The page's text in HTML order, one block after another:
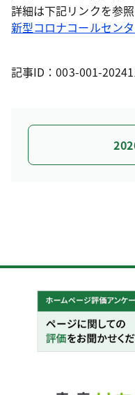
詳細は下記リンクを参照
新型コロナコールセン
記事ID：003-001-